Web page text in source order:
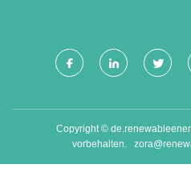
Copyright ©
vorbehalten.